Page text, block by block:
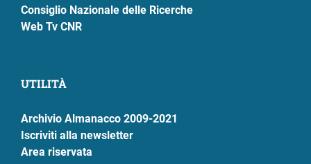
Consiglio Nazionale delle Ricerche
Web Tv CNR
UTILITÀ
Archivio Almanacco 2009-2021
Iscriviti alla newsletter
Area riservata